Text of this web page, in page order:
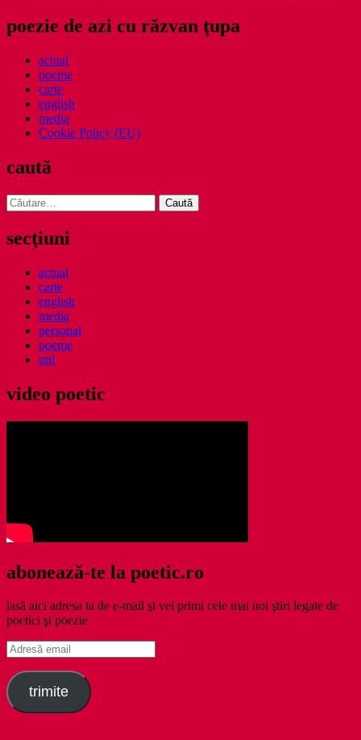
poezie de azi cu răzvan ţupa
actual
poeme
carte
english
media
Cookie Policy (EU)
caută
Caută
după:
secţiuni
actual
carte
english
media
personal
poeme
util
video poetic
abonează-te la poetic.ro
lasă aici adresa ta de e-mail şi vei primi cele mai noi ştiri legate de
poetici şi poezie
Adresă
email
trimite